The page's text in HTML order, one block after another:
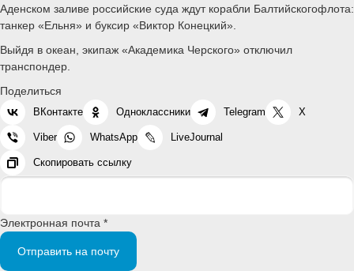
Аденском заливе российские суда ждут корабли Балтийскогофлота:
танкер «Ельня» и буксир «Виктор Конецкий».
Выйдя в океан, экипаж «Академика Черского» отключил
транспондер.
Поделиться
ВКонтакте Одноклассники Telegram X
Viber WhatsApp LiveJournal
Скопировать ссылку
Электронная почта *
Отправить на почту